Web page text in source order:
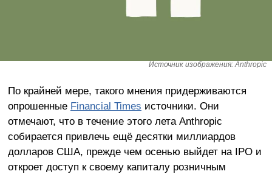
Источник изображения: Anthropic
По крайней мере, такого мнения придерживаются
опрошенные Financial Times источники. Они
отмечают, что в течение этого лета Anthropic
собирается привлечь ещё десятки миллиардов
долларов США, прежде чем осенью выйдет на IPO и
откроет доступ к своему капиталу розничным